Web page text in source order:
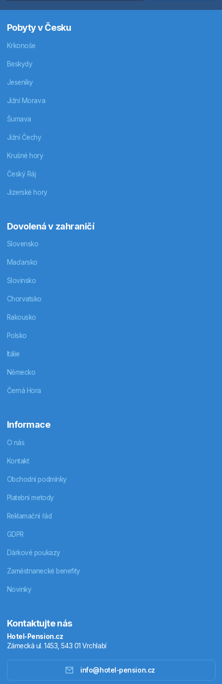
Pobyty v Česku
Krkonoše
Beskydy
Jeseníky
Jižní Morava
Šumava
Jižní Čechy
Krušné hory
Český Ráj
Jizerské hory
Dovolená v zahraničí
Slovensko
Maďarsko
Slovinsko
Chorvatsko
Rakousko
Polsko
Itálie
Německo
Černá Hora
Informace
O nás
Kontakt
Obchodní podmínky
Platební metody
Reklamační řád
GDPR
Dárkové poukazy
Zaměstnanecké benefity
Novinky
Kontaktujte nás
Hotel-Pension.cz
Zámecká ul. 1453, 543 01 Vrchlabí
info@hotel-pension.cz